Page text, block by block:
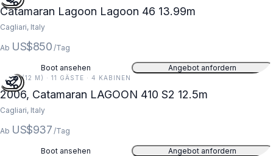
Catamaran Lagoon Lagoon 46 13.99m
Cagliari, Italy
Ab US$850 /Tag
Boot ansehen Angebot anfordern
41 FT (12 M) · 11 GÄSTE · 4 KABINEN
2006, Catamaran LAGOON 410 S2 12.5m
Cagliari, Italy
Ab US$937 /Tag
Boot ansehen Angebot anfordern